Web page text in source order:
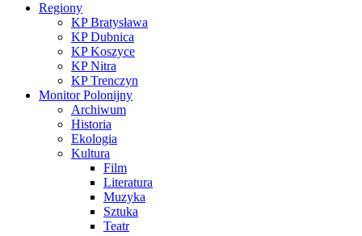
Regiony
KP Bratysława
KP Dubnica
KP Koszyce
KP Nitra
KP Trenczyn
Monitor Polonijny
Archiwum
Historia
Ekologia
Kultura
Film
Literatura
Muzyka
Sztuka
Teatr